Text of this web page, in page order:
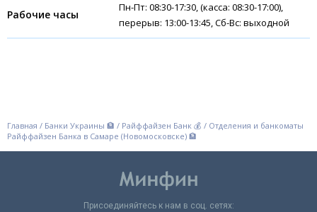
Пн-Пт: 08:30-17:30, (касса: 08:30-17:00),
перерыв: 13:00-13:45, Сб-Вс: выходной
Главная / Банки Украины 🏦 / Райффайзен Банк 💰 / Отделения и банкоматы
Райффайзен Банка в Самаре (Новомосковске) 🏦
Присоединяйтесь к нам в соц. сетях: